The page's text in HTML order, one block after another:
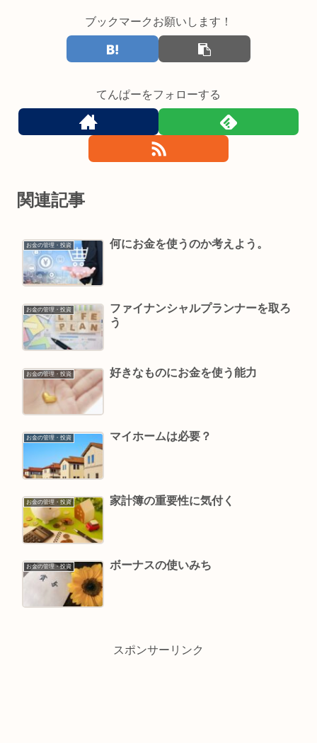
ブックマークお願いします！
てんぱーをフォローする
関連記事
お金の管理・投資 何にお金を使うのか考えよう。
お金の管理・投資
ファイナンシャルプランナーを取ろ
う
お金の管理・投資 好きなものにお金を使う能力
お金の管理・投資 マイホームは必要？
お金の管理・投資 家計簿の重要性に気付く
お金の管理・投資 ボーナスの使いみち
スポンサーリンク